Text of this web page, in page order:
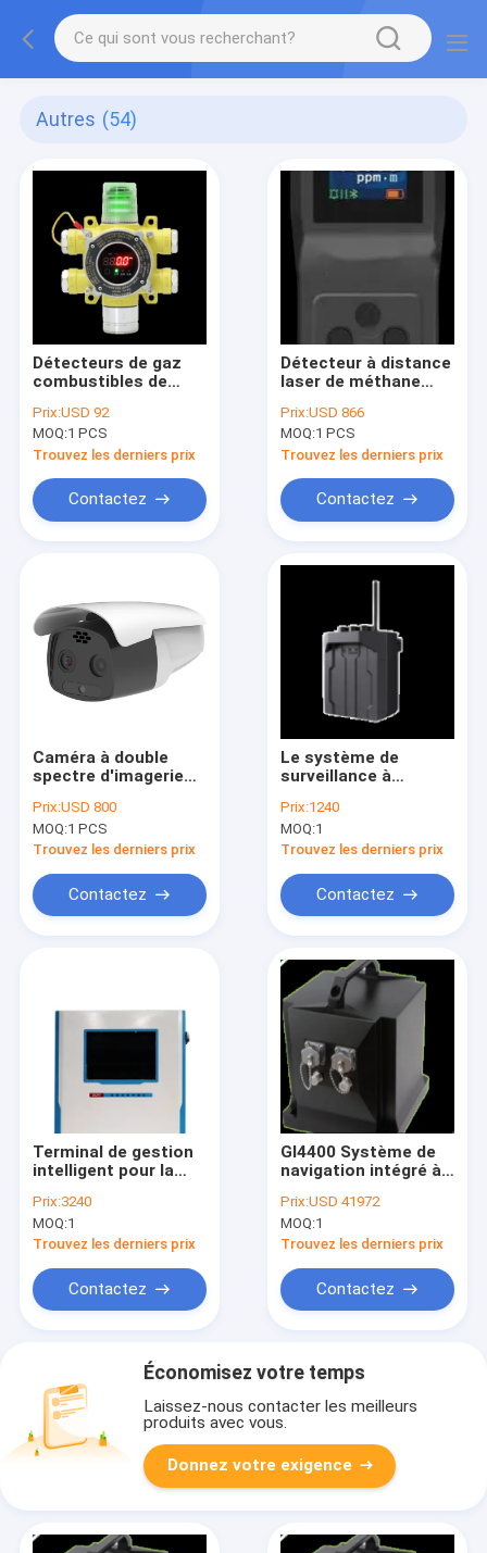
Autres (54)
Détecteurs de gaz
combustibles de
industriels et
commerciaux
Prix:USD 92
MOQ:1 PCS
Trouvez les derniers prix
Contactez
Détecteur à distance
laser de méthane
panneau
Prix:USD 866
MOQ:1 PCS
Trouvez les derniers prix
Contactez
Caméra à double
spectre d'imagerie
Prix:USD 800
MOQ:1 PCS
Trouvez les derniers prix
Contactez
Le système de
surveillance à
l'équipement de
surveillance de l'eau
bleue BW-LSSB2
Prix:1240
MOQ:1
Trouvez les derniers prix
Contactez
Terminal de gestion
intelligent pour la
traitement des
données BW-DCPT
Prix:3240
MOQ:1
Trouvez les derniers prix
Contactez
GI4400 Système de
navigation intégré à
haute précision
Prix:USD 41972
MOQ:1
Trouvez les derniers prix
Contactez
Économisez votre temps
Laissez-nous contacter les meilleurs
produits avec vous.
Donnez votre exigence